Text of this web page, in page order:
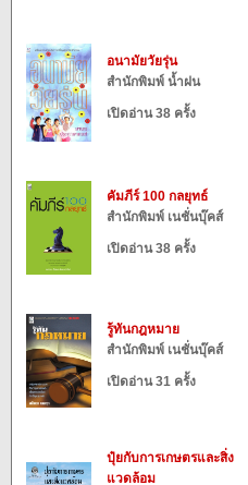
อนามัยวัยรุ่น
สำนักพิมพ์ น้ำฝน
เปิดอ่าน 38 ครั้ง
คัมภีร์ 100 กลยุทธ์
สำนักพิมพ์ เนชั่นบุ๊คส์
เปิดอ่าน 38 ครั้ง
รู้ทันกฎหมาย
สำนักพิมพ์ เนชั่นบุ๊คส์
เปิดอ่าน 31 ครั้ง
ปุ๋ยกับการเกษตรและสิ่ง
แวดล้อม